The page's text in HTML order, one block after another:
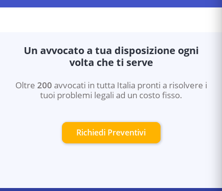
Un avvocato a tua disposizione ogni
volta che ti serve
Oltre 200 avvocati in tutta Italia pronti a risolvere i
tuoi problemi legali ad un costo fisso.
Richiedi Preventivi